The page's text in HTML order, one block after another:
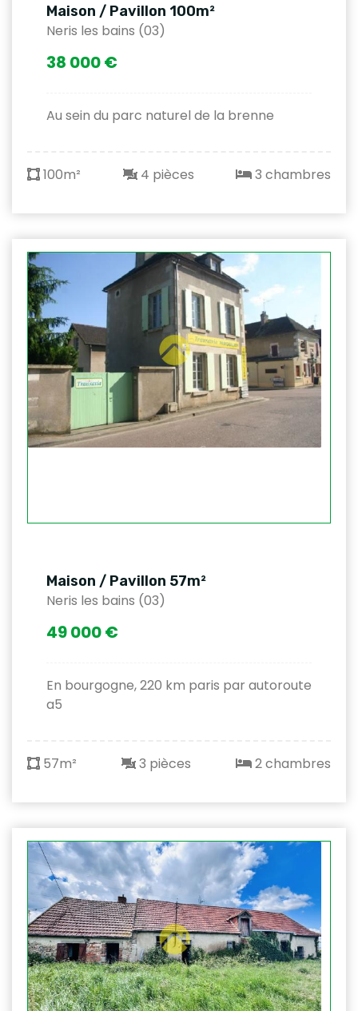
Maison / Pavillon 100m²
Neris les bains (03)
38 000 €
Au sein du parc naturel de la brenne
100m² 4 pièces 3 chambres
Maison / Pavillon 57m²
Neris les bains (03)
49 000 €
En bourgogne, 220 km paris par autoroute
a5
57m² 3 pièces 2 chambres